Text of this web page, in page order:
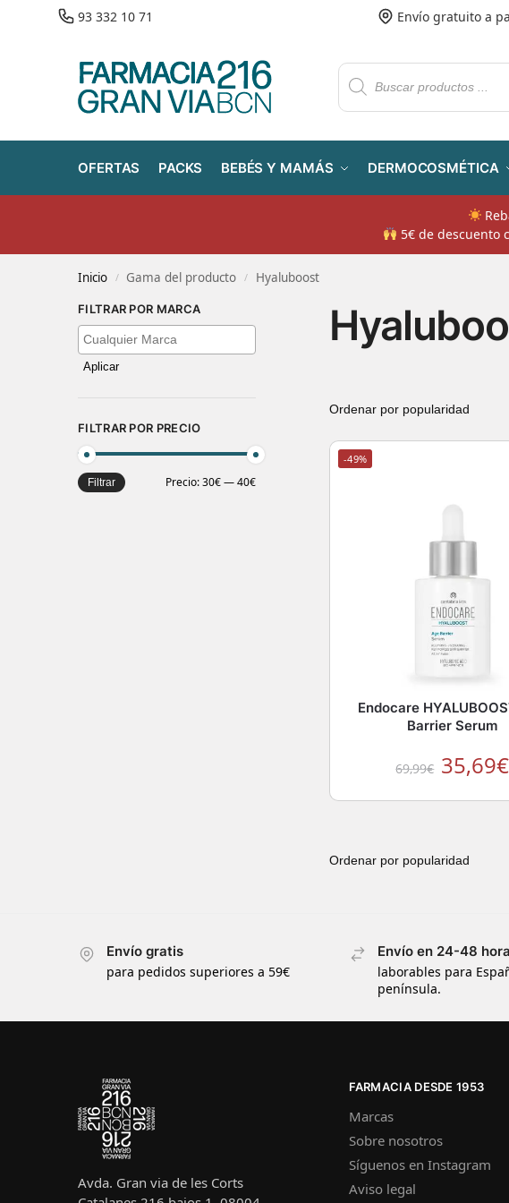
93 332 10 71 Envío gratuito a
OFERTAS PACKS BEBÉS Y MAMÁS DERMOCOSMÉTICA
5€ de descuento
Inicio / Gama del producto / Hyaluboost
-49%
Endocare
Barrier Serum
69,99€ 35,69€
FILTRAR POR MARCA
Aplicar
FILTRAR POR PRECIO
Filtrar Precio:30€—40€
Envío gratis
para pedidos superiores a 59€
Envío en 24-48
laborables para
península.
Avda. Gran via de les Corts
FARMACIA DESDE 1953
Marcas
Sobre nosotros
Síguenos en Instagram
Aviso legal